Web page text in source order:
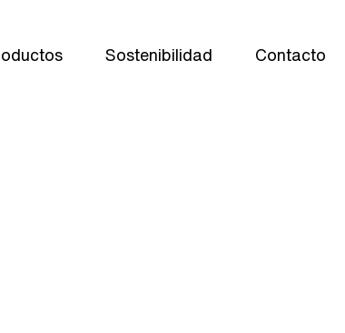
Sostenibilidad Contacto